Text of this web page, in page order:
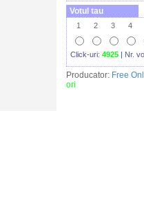
Votul tau
1 2 3 4
Click-uri: 4925 | Nr.
Producator: Free
ori